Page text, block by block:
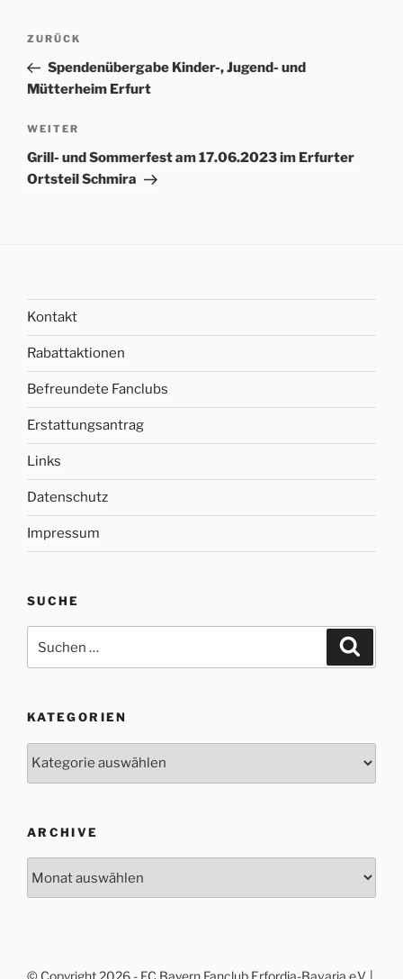
Beitrags-
Vorheriger
Beitrag
ZURÜCK
Spendenübergabe Kinder-, Jugend- und
Mütterheim Erfurt
Nächster
Beitrag
WEITER
Grill- und Sommerfest am 17.06.2023 im Erfurter
Ortsteil Schmira
Kontakt
Rabattaktionen
Befreundete Fanclubs
Erstattungsantrag
Links
Datenschutz
Impressum
SUCHE
nach:
KATEGORIEN
ARCHIVE